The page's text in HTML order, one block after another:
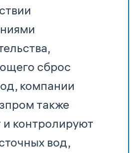
сброс
компании
также
контролируют
вод,